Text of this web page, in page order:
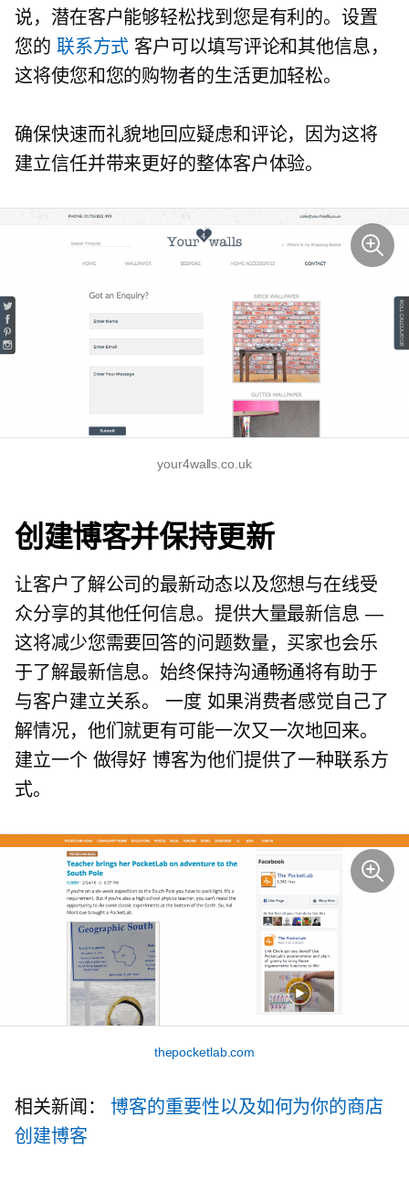
说，潜在客户能够轻松找到您是有利的。设置
您的 联系方式 客户可以填写评论和其他信息，
这将使您和您的购物者的生活更加轻松。
确保快速而礼貌地回应疑虑和评论，因为这将
建立信任并带来更好的整体客户体验。
your4walls.co.uk
创建博客并保持更新
让客户了解公司的最新动态以及您想与在线受
众分享的其他任何信息。提供大量最新信息 —
这将减少您需要回答的问题数量，买家也会乐
于了解最新信息。始终保持沟通畅通将有助于
与客户建立关系。一度 如果消费者感觉自己了
解情况，他们就更有可能一次又一次地回来。
建立一个 做得好 博客为他们提供了一种联系方
式。
thepocketlab.com
相关新闻：博客的重要性以及如何为你的商店
创建博客